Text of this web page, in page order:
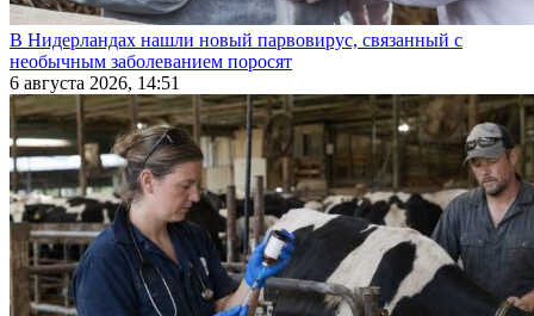
В Нидерландах нашли новый парвовирус, связанный с
необычным заболеванием поросят
6 августа 2026, 14:51